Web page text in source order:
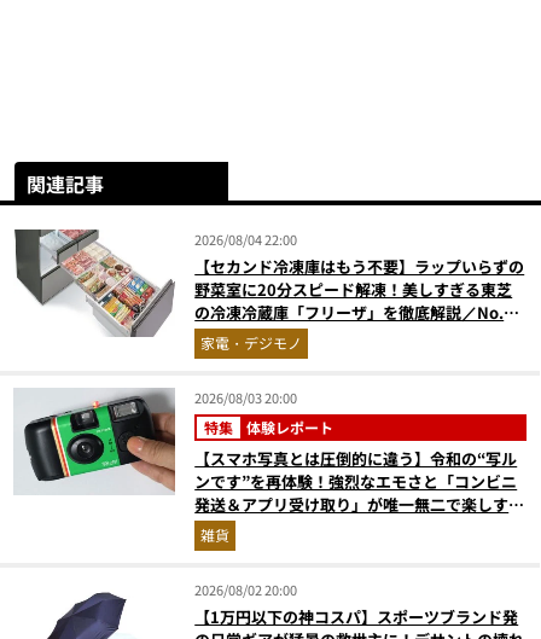
関連記事
2026/08/04 22:00
【セカンド冷凍庫はもう不要】ラップいらずの
野菜室に20分スピード解凍！美しすぎる東芝
の冷凍冷蔵庫「フリーザ」を徹底解説／No.1
モノ雑誌編集長が選ぶ『センスがいい家電』
Vol.10
家電・デジモノ
2026/08/03 20:00
特集 体験レポート
【スマホ写真とは圧倒的に違う】令和の“写ル
ンです”を再体験！強烈なエモさと「コンビニ
発送＆アプリ受け取り」が唯一無二で楽しすぎ
た雑貨
2026/08/02 20:00
【1万円以下の神コスパ】スポーツブランド発